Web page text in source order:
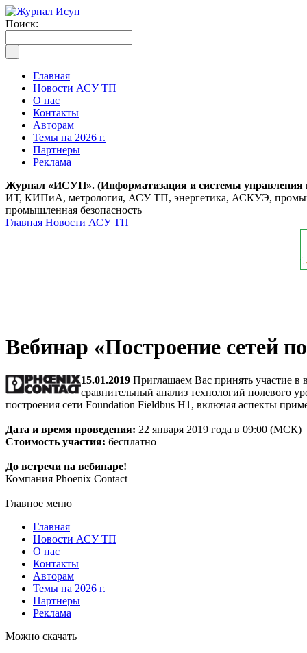
Поиск:
Главная
Новости АСУ ТП
О нас
Контакты
Авторам
Темы на 2026 г.
Партнеры
Реклама
Журнал «ИСУП». (Информатизация и системы
ИТ, КИПиА, метрология, АСУ ТП, энергетика, АСКУЭ,
промышленная безопасность
Главная Новости АСУ ТП
Вебинар «Построение сетей
15.01.2019 Приглашаем Вас принять участие в
сравнительный анализ технологий полевого
построения сети Foundation Fieldbus H1, включая аспекты
Дата и время проведения: 22 января 2019 года в 09:00 (МСК)
Стоимость участия: бесплатно
До встречи на вебинаре!
Компания Phoenix Contact
Главное меню
Главная
Новости АСУ ТП
О нас
Контакты
Авторам
Темы на 2026 г.
Партнеры
Реклама
Можно скачать